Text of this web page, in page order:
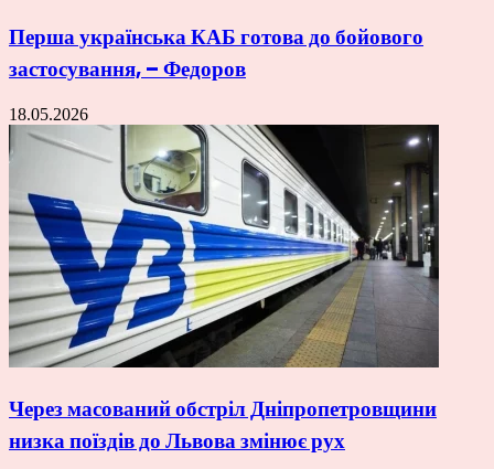
Перша українська КАБ готова до бойового
застосування, – Федоров
18.05.2026
Через масований обстріл Дніпропетровщини
низка поїздів до Львова змінює рух